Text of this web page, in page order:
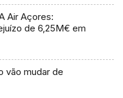
Air Açores:
de 6,25M€ em
vão mudar de